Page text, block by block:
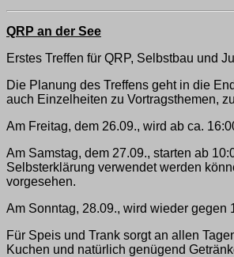
QRP an der See
Erstes Treffen für QRP, Selbstbau und
Die Planung des Treffens geht in die
auch Einzelheiten zu Vortragsthemen,
Am Freitag, dem 26.09., wird ab ca.
Am Samstag, dem 27.09., starten ab
Selbsterklärung verwendet werden
vorgesehen.
Am Sonntag, 28.09., wird wieder gegen
Für Speis und Trank sorgt an allen
Kuchen und natürlich genügend